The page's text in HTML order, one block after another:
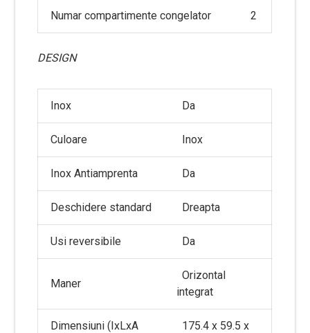
Numar compartimente congelator 2
DESIGN
Inox Da
Culoare Inox
Inox Antiamprenta Da
Deschidere standard Dreapta
Usi reversibile Da
Maner
Orizontal
integrat
Dimensiuni (IxLxA
175.4 x 59.5 x